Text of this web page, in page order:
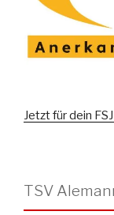
Jetzt für dein
TSV